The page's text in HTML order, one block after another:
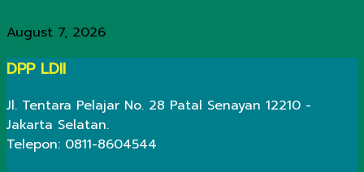
August 7, 2026
DPP LDII
Jl. Tentara Pelajar No. 28 Patal Senayan 12210 -
Jakarta Selatan.
Telepon: 0811-8604544